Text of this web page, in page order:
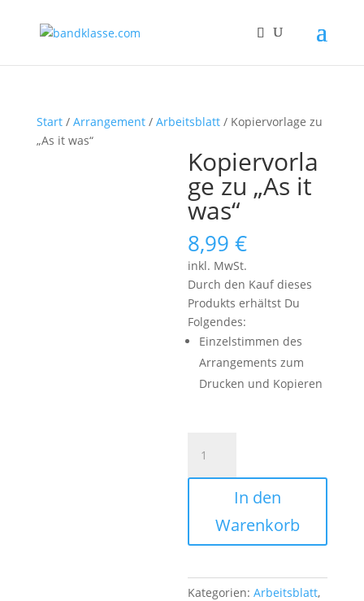
Start/ Arrangement/ Arbeitsblatt/ Kopiervorlage zu
„As it was“
Kopiervorla
ge zu „As it
was“
8,99€
inkl. MwSt.
Durch den Kauf dieses
Produkts erhältst Du
Folgendes:
Einzelstimmen des
Arrangements zum
Drucken und Kopieren
"As
Menge
In den
Warenkorb
Kategorien:Arbeitsblatt,